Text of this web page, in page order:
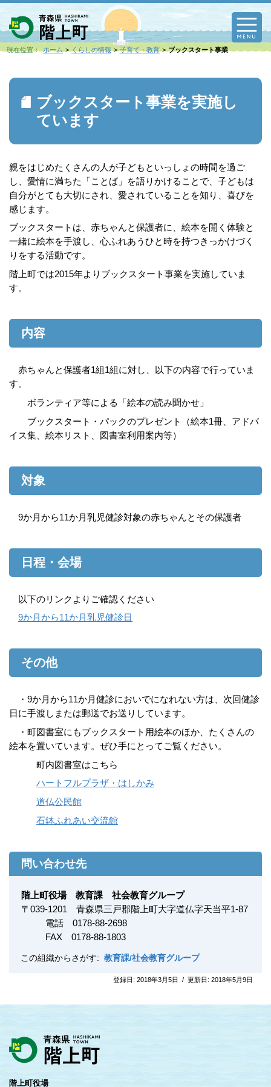
現在位置： ホーム くらしの情報 子育て・教育 ブックスタート事業
ブックスタート事業を実施し
ています
親をはじめたくさんの人が子どもといっしょの時間を過ご
し、愛情に満ちた「ことば」を語りかけることで、子どもは
自分がとても大切にされ、愛されていることを知り、喜びを
感じます。
ブックスタートは、赤ちゃんと保護者に、絵本を開く体験と
一緒に絵本を手渡し、心ふれあうひと時を持つきっかけづく
りをする活動です。
階上町では2015年よりブックスタート事業を実施していま
す。
内容
赤ちゃんと保護者1組1組に対し、以下の内容で行っていま
す。
ボランティア等による「絵本の読み聞かせ」
ブックスタート・パックのプレゼント（絵本1冊、アドバ
イス集、絵本リスト、図書室利用案内等）
対象
9か月から11か月乳児健診対象の赤ちゃんとその保護者
日程・会場
以下のリンクよりご確認ください
9か月から11か月乳児健診日
その他
・9か月から11か月健診においでになれない方は、次回健診
日に手渡しまたは郵送でお送りしています。
・町図書室にもブックスタート用絵本のほか、たくさんの
絵本を置いています。ぜひ手にとってご覧ください。
町内図書室はこちら
ハートフルプラザ・はしかみ
道仏公民館
石鉢ふれあい交流館
問い合わせ先
階上町役場 教育課 社会教育グループ
〒 039-1201
青森県三戸郡階上町大字道仏字天当平1-87
電話 0178-88-2698
FAX 0178-88-1803
この組織からさがす: 教育課/社会教育グループ
登録日: 2018年3月5日 / 更新日: 2018年5月9日
階上町役場